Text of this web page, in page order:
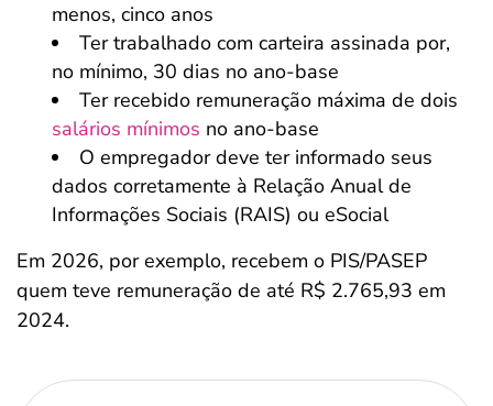
menos, cinco anos
Ter trabalhado com carteira assinada por,
no mínimo, 30 dias no ano-base
Ter recebido remuneração máxima de dois
salários mínimos no ano-base
O empregador deve ter informado seus
dados corretamente à Relação Anual de
Informações Sociais (RAIS) ou eSocial
Em 2026, por exemplo, recebem o PIS/PASEP
quem teve remuneração de até R$ 2.765,93 em
2024.